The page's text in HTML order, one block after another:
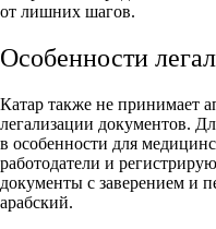
от лишних шагов.
Особенности
Катар также не принимает
легализации документов.
в особенности для
работодатели и
документы с заверением и
арабский.